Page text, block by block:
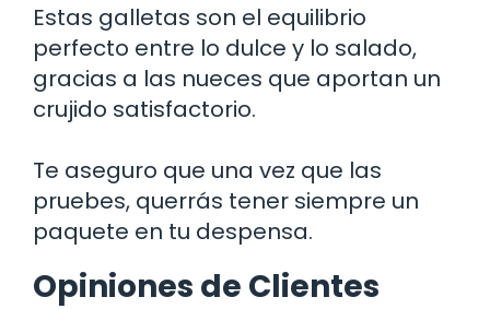
Estas galletas son el equilibrio
perfecto entre lo dulce y lo salado,
gracias a las nueces que aportan un
crujido satisfactorio.
Te aseguro que una vez que las
pruebes, querrás tener siempre un
paquete en tu despensa.
Opiniones de Clientes